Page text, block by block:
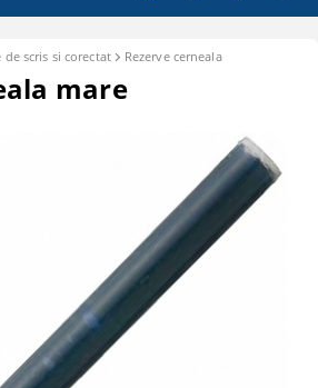
scris si corectat Rezerve cerneala
mare